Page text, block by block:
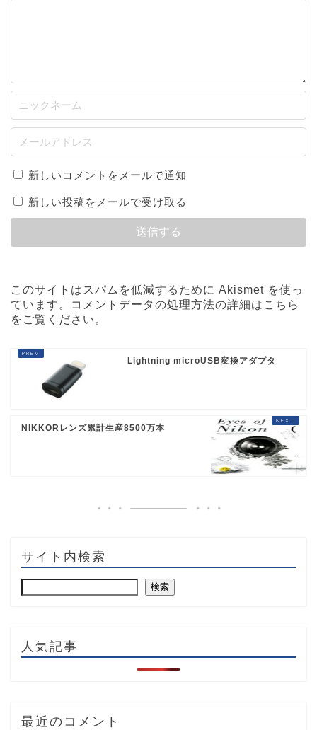
新しいコメントをメールで通知
新しい投稿をメールで受け取る
このサイトはスパムを低減するために Akismet を使っ
ています。
コメントデータの処理方法の詳細はこちら
をご覧ください 。
Lightning microUSB変換アダプタ
NIKKORレンズ累計生産8500万本
サイト内検索
検索
人気記事
最近のコメント